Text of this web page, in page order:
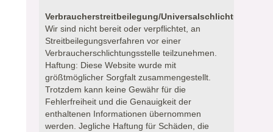
Verbraucherstreitbeilegung/
Wir sind nicht bereit oder verpflichtet, an
Streitbeilegungsverfahren vor einer
Verbraucherschlichtungsstelle teilzunehmen.
Haftung: Diese Website wurde mit
größtmöglicher Sorgfalt zusammengestellt.
Trotzdem kann keine Gewähr für die
Fehlerfreiheit und die Genauigkeit der
enthaltenen Informationen übernommen
werden. Jegliche Haftung für Schäden, die